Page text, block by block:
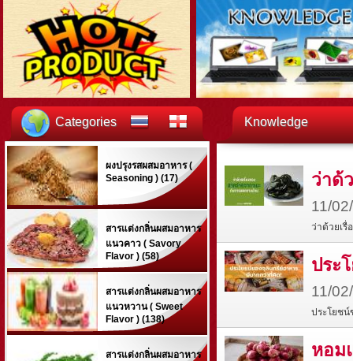
Knowledge
ว่าด้
11/
ว่าด้วยเรื่
ประ
11/
ประโยช
หอม
Categories
ผงปรุงรสผสมอาหาร (
Seasoning ) (17)
สารแต่งกลิ่นผสมอาหาร
แนวคาว ( Savory
Flavor ) (58)
สารแต่งกลิ่นผสมอาหาร
แนวหวาน ( Sweet
Flavor ) (138)
สารแต่งกลิ่นผสมอาหาร